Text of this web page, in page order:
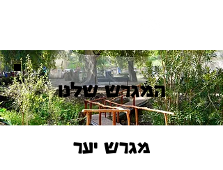
המגרש שלנו
מגרש יער